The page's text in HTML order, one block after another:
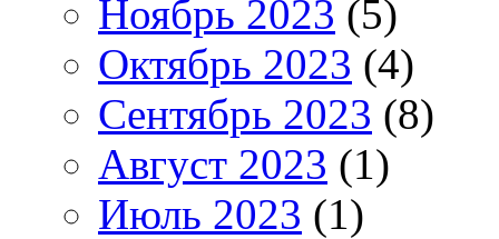
Ноябрь 2023 (5)
Октябрь 2023 (4)
Сентябрь 2023 (8)
Август 2023 (1)
Июль 2023 (1)